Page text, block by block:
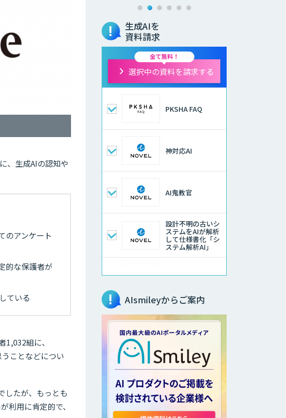
、生成AIの認知や
のアンケート
的な保護者が
ている
組に、
ことなどについ
したが、もっとも
利用に肯定的で、
生成AIを
資料請求
全て無料！
選択中の資料を請求する
PKSHA FAQ
神対応AI
AI鬼教官
設計不明の古いシ
ステムをAIが解析
して仕様書化「シ
ステム解析AI」
LLMOチェキ
AIエージェント開
発支援
AIエンジニアアカ
デミー（バイブコ
ーディング研修）
aiDAPTIV+
AIsmileyからご案内